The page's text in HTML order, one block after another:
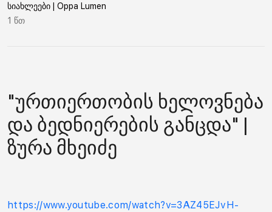
სიახლეები | Oppa Lumen
1 წთ
"ურთიერთობის ხელოვნება
და ბედნიერების განცდა" |
ზურა მხეიძე
https://www.youtube.com/watch?v=3AZ45EJvH-